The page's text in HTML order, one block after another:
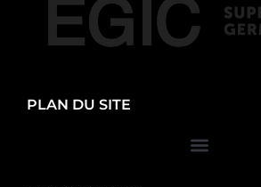
PLAN DU SITE